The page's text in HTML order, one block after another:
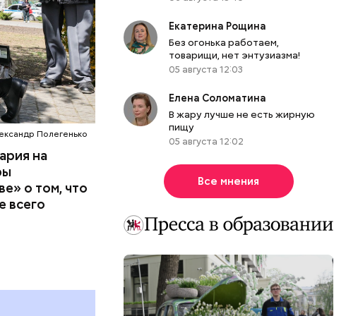
Полегенько
на
о том, что
всего
Патаре. С
принял
проводил в
Николай
затем и
от
Николай
человек
и даже
Екатерина Рощина
Без огонька работаем,
товарищи, нет энтузиазма!
05 августа 12:03
Елена Соломатина
В жару лучше не есть жирную
пищу
05 августа 12:02
Все мнения